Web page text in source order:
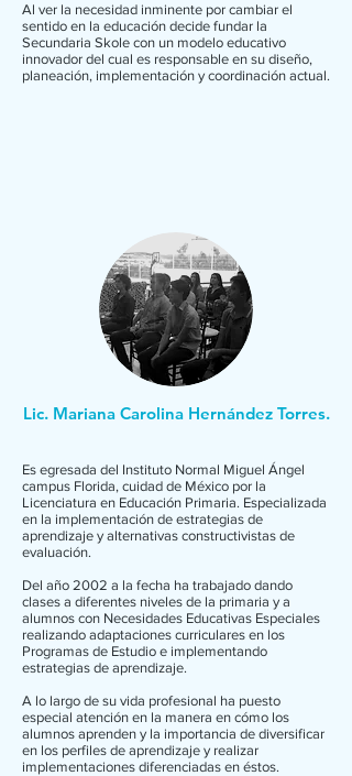
Al ver la necesidad inminente por cambiar el
sentido en la educación decide fundar la
Secundaria Skole con un modelo educativo
innovador del cual es responsable en su diseño,
planeación, implementación y coordinación actual.
Lic. Mariana Carolina Hernández Torres.
Es egresada del Instituto Normal Miguel Ángel
campus Florida, cuidad de México por la
Licenciatura en Educación Primaria. Especializada
en la implementación de estrategias de
aprendizaje y alternativas constructivistas de
evaluación.
Del año 2002 a la fecha ha trabajado dando
clases a diferentes niveles de la primaria y a
alumnos con Necesidades Educativas Especiales
realizando adaptaciones curriculares en los
Programas de Estudio e implementando
estrategias de aprendizaje.
A lo largo de su vida profesional ha puesto
especial atención en la manera en cómo los
alumnos aprenden y la importancia de diversificar
en los perfiles de aprendizaje y realizar
implementaciones diferenciadas en éstos.